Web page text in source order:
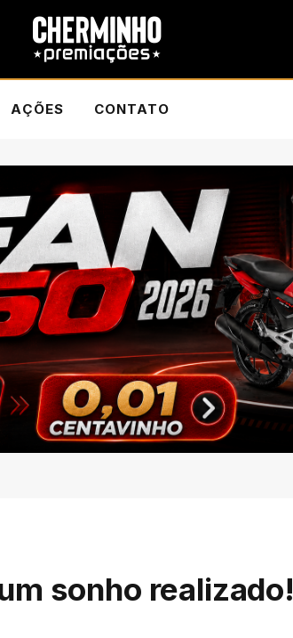
AÇÕES CONTATO
sonho realizado!